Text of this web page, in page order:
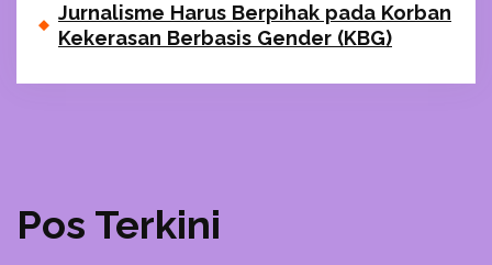
Jurnalisme Harus Berpihak pada Korban
Kekerasan Berbasis Gender (KBG)
Pos Terkini